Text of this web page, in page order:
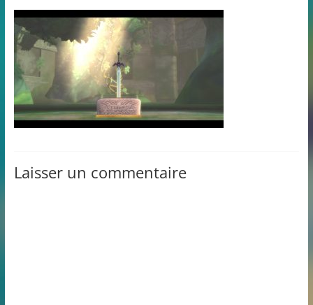
Laisser un commentaire